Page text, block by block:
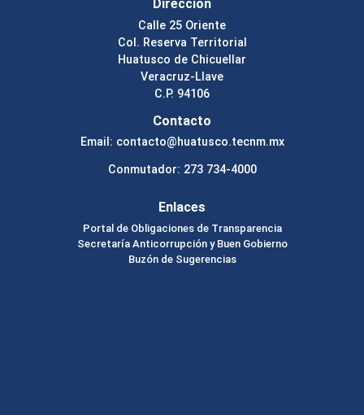
Dirección
Calle 25 Oriente
Col. Reserva Territorial
Huatusco de Chicuellar
Veracruz-Llave
C.P. 94106
Contacto
Email: contacto@huatusco.tecnm.mx
Conmutador: 273 734-4000
Enlaces
Portal de Obligaciones de Transparencia
Secretaría Anticorrupción y Buen Gobierno
Buzón de Sugerencias